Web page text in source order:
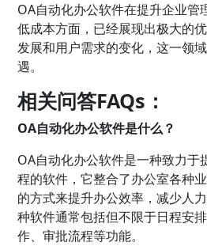
OA自动化办公软件在提升企业管
低成本方面，已经展现出极大的
发展和用户需求的变化，这一领
遇。
相关问答FAQs：
OA自动化办公软件是什么？
OA自动化办公软件是一种致力于
程的软件，它整合了办公室各种
的方式来提升办公效率，减少人
种软件通常包括但不限于日程安
作、审批流程等功能。